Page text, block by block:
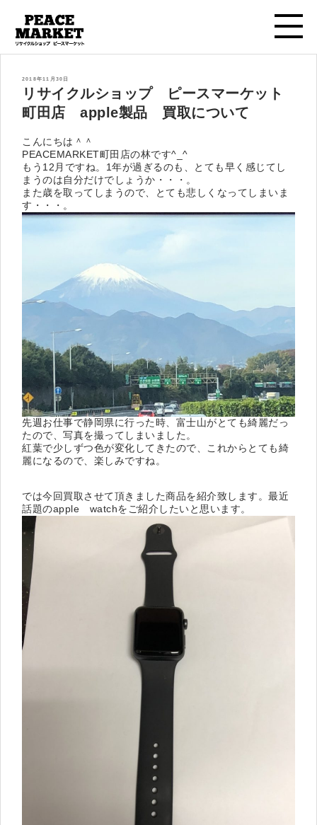
投
2018年11月30日
リサイクルショップ ピースマーケット
町田店 apple製品 買取について
こんにちは＾＾
PEACEMARKET町田店の林です^_^
もう12月ですね。1年が過ぎるのも、とても早く感じてし
まうのは自分だけでしょうか・・・。
また歳を取ってしまうので、とても悲しくなってしまいま
す・・・。
先週お仕事で静岡県に行った時、富士山がとても綺麗だっ
たので、写真を撮ってしまいました。
紅葉で少しずつ色が変化してきたので、これからとても綺
麗になるので、楽しみですね。
では今回買取させて頂きました商品を紹介致します。最近
話題のapple watchをご紹介したいと思います。